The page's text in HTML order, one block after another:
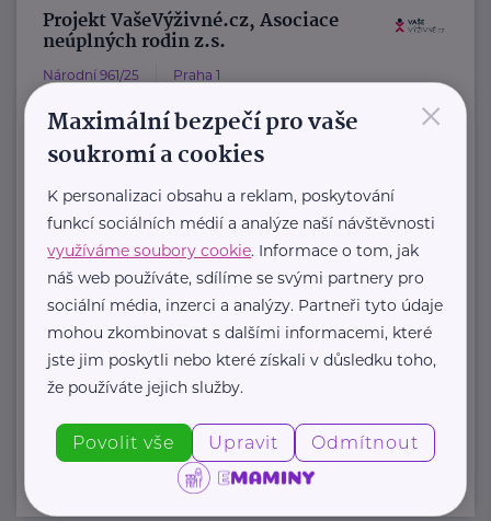
Projekt VašeVýživné.cz, Asociace
neúplných rodin z.s.
Národní 961/25 Praha 1
VašeVýživné.cz
je asistenční program, který pod
s. pomáhá rodičům získat ...
https://www.vasevyzivne.cz/
+420 800 400 441
info@vasevyzivne.cz
Zobrazit přehled společností
×
Maximální bezpečí pro vaše
soukromí a cookies
K personalizaci obsahu a reklam, poskytování
funkcí sociálních médií a analýze naší návštěvnosti
využíváme soubory cookie. Informace o tom, jak
náš web používáte, sdílíme se svými partnery pro
sociální média, inzerci a analýzy. Partneři tyto údaje
mohou zkombinovat s dalšími informacemi, které
jste jim poskytli nebo které získali v důsledku toho,
že používáte jejich služby.
Povolit vše Upravit Odmítnout